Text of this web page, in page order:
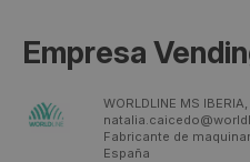
Empresa
WORLDLINE MS IBERIA,
Fabricante de
España